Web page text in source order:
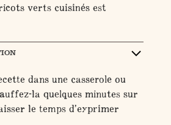
verts cuisinés est
dans une casserole ou
la quelques minutes sur
le temps d’exprimer